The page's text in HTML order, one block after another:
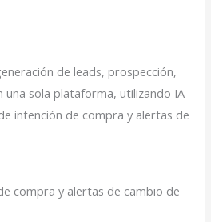
de leads, prospección,
una sola plataforma, utilizando IA
intención de compra y alertas de
compra y alertas de cambio de